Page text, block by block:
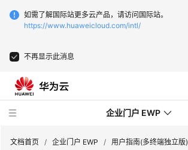
如需了解国际站更多云产品，请访问国际站。
https://www.huaweicloud.com/intl/
不再显示此消息
企业门户 EWP
文档首页 / 企业门户 EWP / 用户指南(多终端独立版)